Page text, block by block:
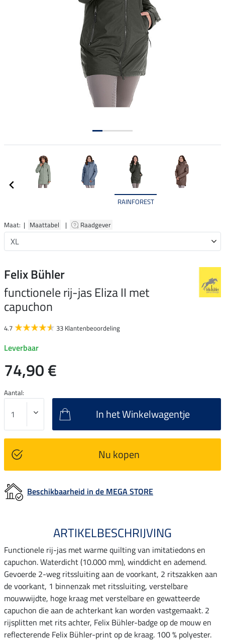
RAINFOREST
Maat: | Maattabel | Raadgever
Felix Bühler
functionele rij-jas Eliza II met
capuchon
4.7 33 Klantenbeoordeling
Leverbaar
74,90 €
Aantal:
In het Winkelwagentje
Nu kopen
Beschikbaarheid in de MEGA STORE
ARTIKELBESCHRIJVING
Functionele rij-jas met warme quilting van imitatiedons en
capuchon. Waterdicht (10.000 mm), winddicht en ademend.
Gevoerde 2-weg ritssluiting aan de voorkant, 2 ritszakken aan
de voorkant, 1 binnenzak met ritssluiting, verstelbare
mouwwijdte, hoge kraag met verstelbare en gewatteerde
capuchon die aan de achterkant kan worden vastgemaakt. 2
rijsplitten met rits achter, Felix Bühler-badge op de mouw en
reflecterende Felix Bühler-print op de kraag. 100 % polyester.